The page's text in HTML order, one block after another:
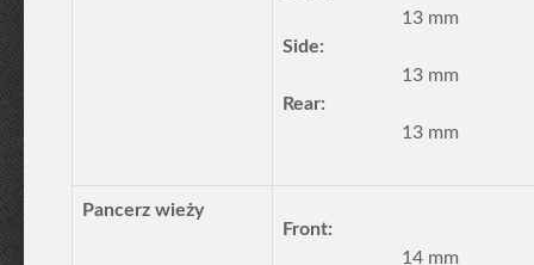
13 mm
Side:
13 mm
Rear:
13 mm
Pancerz wieży
Front:
14 mm